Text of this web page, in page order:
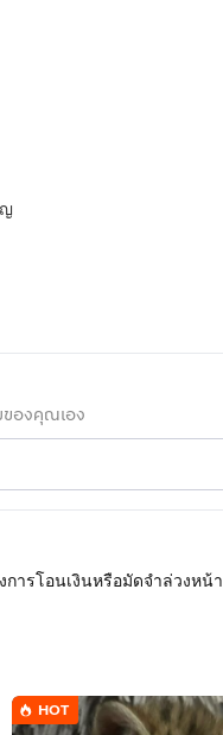
องคุณเอง
ารโอนเงินหรือมัดจำล่วงหน้า
HOT